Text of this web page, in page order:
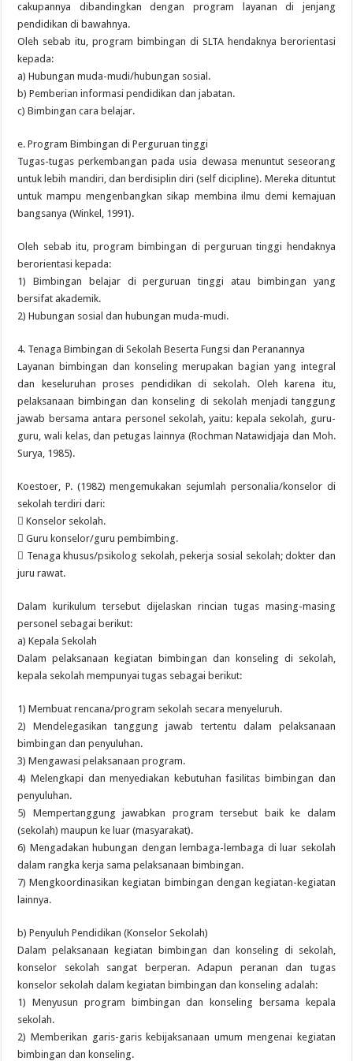
cakupannya dibandingkan dengan program layanan di jenjang
pendidikan di bawahnya.
Oleh sebab itu, program bimbingan di SLTA hendaknya berorientasi
kepada:
a) Hubungan muda-mudi/hubungan sosial.
b) Pemberian informasi pendidikan dan jabatan.
c) Bimbingan cara belajar.
e. Program Bimbingan di Perguruan tinggi
Tugas-tugas perkembangan pada usia dewasa menuntut seseorang
untuk lebih mandiri, dan berdisiplin diri (self dicipline). Mereka dituntut
untuk mampu mengenbangkan sikap membina ilmu demi kemajuan
bangsanya (Winkel, 1991).
Oleh sebab itu, program bimbingan di perguruan tinggi hendaknya
berorientasi kepada:
1) Bimbingan belajar di perguruan tinggi atau bimbingan yang
bersifat akademik.
2) Hubungan sosial dan hubungan muda-mudi.
4. Tenaga Bimbingan di Sekolah Beserta Fungsi dan Peranannya
Layanan bimbingan dan konseling merupakan bagian yang integral
dan keseluruhan proses pendidikan di sekolah. Oleh karena itu,
pelaksanaan bimbingan dan konseling di sekolah menjadi tanggung
jawab bersama antara personel sekolah, yaitu: kepala sekolah, guru-
guru, wali kelas, dan petugas lainnya (Rochman Natawidjaja dan Moh.
Surya, 1985).
Koestoer, P. (1982) mengemukakan sejumlah personalia/konselor di
sekolah terdiri dari:
 Konselor sekolah.
 Guru konselor/guru pembimbing.
 Tenaga khusus/psikolog sekolah, pekerja sosial sekolah; dokter dan
juru rawat.
Dalam kurikulum tersebut dijelaskan rincian tugas masing-masing
personel sebagai berikut:
a) Kepala Sekolah
Dalam pelaksanaan kegiatan bimbingan dan konseling di sekolah,
kepala sekolah mempunyai tugas sebagai berikut:
1) Membuat rencana/program sekolah secara menyeluruh.
2) Mendelegasikan tanggung jawab tertentu dalam pelaksanaan
bimbingan dan penyuluhan.
3) Mengawasi pelaksanaan program.
4) Melengkapi dan menyediakan kebutuhan fasilitas bimbingan dan
penyuluhan.
5) Mempertanggung jawabkan program tersebut baik ke dalam
(sekolah) maupun ke luar (masyarakat).
6) Mengadakan hubungan dengan lembaga-lembaga di luar sekolah
dalam rangka kerja sama pelaksanaan bimbingan.
7) Mengkoordinasikan kegiatan bimbingan dengan kegiatan-kegiatan
lainnya.
b) Penyuluh Pendidikan (Konselor Sekolah)
Dalam pelaksanaan kegiatan bimbingan dan konseling di sekolah,
konselor sekolah sangat berperan. Adapun peranan dan tugas
konselor sekolah dalam kegiatan bimbingan dan konseling adalah:
1) Menyusun program bimbingan dan konseling bersama kepala
sekolah.
2) Memberikan garis-garis kebijaksanaan umum mengenai kegiatan
bimbingan dan konseling.